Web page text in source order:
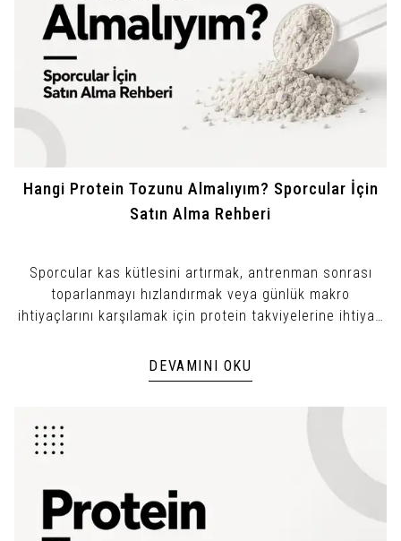
Hangi Protein Tozunu Almalıyım? Sporcular İçin
Satın Alma Rehberi
Sporcular kas kütlesini artırmak, antrenman sonrası
toparlanmayı hızlandırmak veya günlük makro
ihtiyaçlarını karşılamak için protein takviyelerine ihtiyaç
DEVAMINI OKU